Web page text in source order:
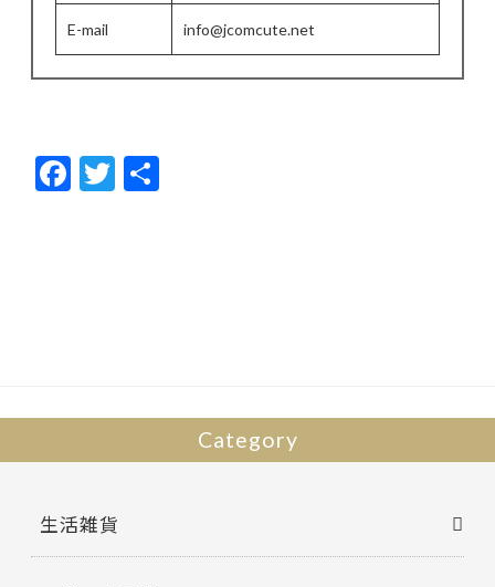
E-mail info@jcomcute.net
F
ac
T
w
Category
生活雑貨